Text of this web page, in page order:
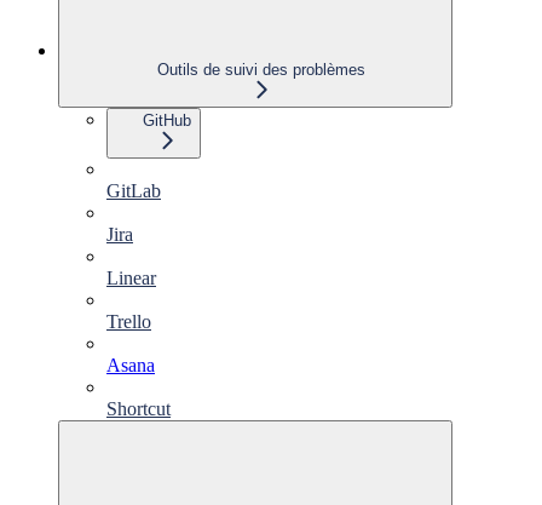
Outils de suivi des problèmes
GitHub
GitLab
Jira
Linear
Trello
Asana
Shortcut